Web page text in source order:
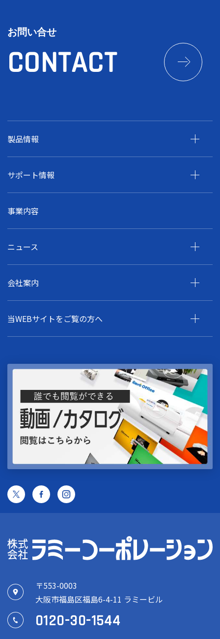
お問い合せ
CONTACT
製品情報
サポート情報
事業内容
ニュース
会社案内
当WEBサイトをご覧の方へ
〒553-0003
大阪市福島区福島6-4-11 ラミービル
0120-30-1544